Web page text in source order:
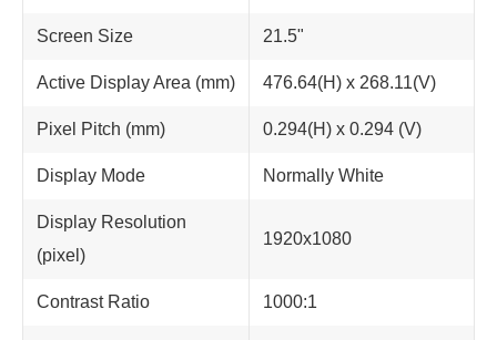
Screen Size 21.5"
Active Display Area (mm) 476.64(H) x 268.11(V)
Pixel Pitch (mm) 0.294(H) x 0.294 (V)
Display Mode Normally White
Display Resolution
(pixel)
1920x1080
Contrast Ratio 1000:1